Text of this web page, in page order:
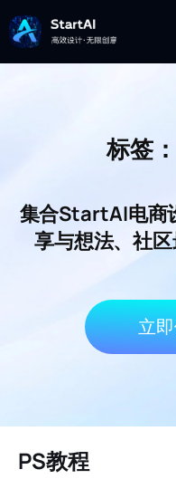
标签：
集合StartAI电商
享与想法、社
立
PS教程